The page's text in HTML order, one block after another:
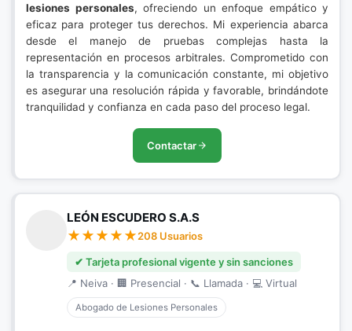
lesiones personales, ofreciendo un enfoque empático y
eficaz para proteger tus derechos. Mi experiencia abarca
desde el manejo de pruebas complejas hasta la
representación en procesos arbitrales. Comprometido con
la transparencia y la comunicación constante, mi objetivo
es asegurar una resolución rápida y favorable, brindándote
tranquilidad y confianza en cada paso del proceso legal.
Contactar
LEÓN ESCUDERO S.A.S
208 Usuarios
✔ Tarjeta profesional vigente y sin sanciones
📍 Neiva · 🏢 Presencial · 📞 Llamada · 💻 Virtual
Abogado de Lesiones Personales